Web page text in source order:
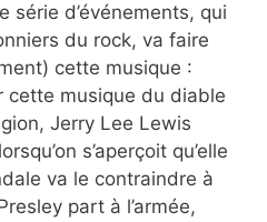
série d’événements, qui
du rock, va faire
cette musique :
cette musique du diable
Jerry Lee Lewis
s’aperçoit qu’elle
va le contraindre à
part à l’armée,